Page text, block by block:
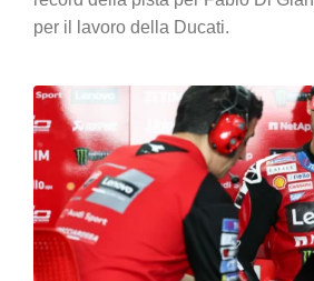
per il lavoro della Ducati.